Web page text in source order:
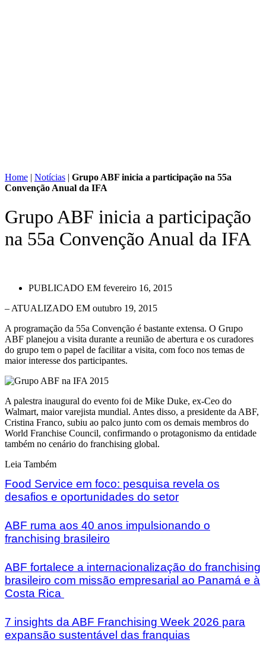
Home | Notícias | Grupo ABF inicia a participação na 55a
Convenção Anual da IFA
Grupo ABF inicia a participação
na 55a Convenção Anual da IFA
PUBLICADO EM fevereiro 16, 2015
– ATUALIZADO EM outubro 19, 2015
A programação da 55a Convenção é bastante extensa. O Grupo
ABF planejou a visita durante a reunião de abertura e os curadores
do grupo tem o papel de facilitar a visita, com foco nos temas de
maior interesse dos participantes.
A palestra inaugural do evento foi de Mike Duke, ex-Ceo do
Walmart, maior varejista mundial. Antes disso, a presidente da ABF,
Cristina Franco, subiu ao palco junto com os demais membros do
World Franchise Council, confirmando o protagonismo da entidade
também no cenário do franchising global.
Leia Também
Food Service em foco: pesquisa revela os
desafios e oportunidades do setor
ABF ruma aos 40 anos impulsionando o
franchising brasileiro
ABF fortalece a internacionalização do franchising
brasileiro com missão empresarial ao Panamá e à
Costa Rica
7 insights da ABF Franchising Week 2026 para
expansão sustentável das franquias